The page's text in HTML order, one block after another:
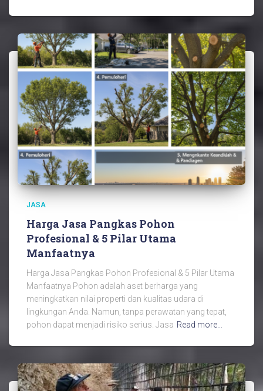
JASA
Harga Jasa Pangkas Pohon
Profesional & 5 Pilar Utama
Manfaatnya
Harga Jasa Pangkas Pohon Profesional & 5 Pilar Utama
Manfaatnya Pohon adalah aset berharga yang
meningkatkan nilai properti dan kualitas udara di
lingkungan Anda. Namun, tanpa perawatan yang tepat,
pohon dapat menjadi risiko serius. Jasa Read more…